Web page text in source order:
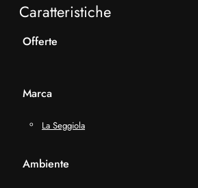
Caratteristiche
Offerte
Marca
La Seggiola
Ambiente